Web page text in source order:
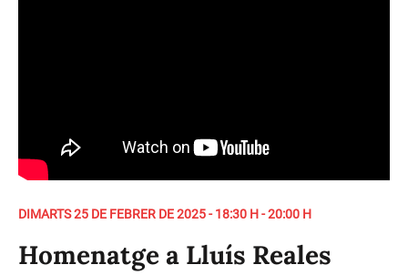
DIMARTS 25 DE FEBRER DE 2025 - 18:30 H - 20:00 H
Homenatge a Lluís Reales